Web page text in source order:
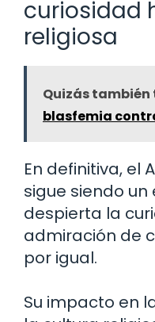
curiosidad
religiosa
Quizás también
blasfemia
En definitiva, el
sigue siendo
despierta la
admiración de
por igual.
Su impacto en